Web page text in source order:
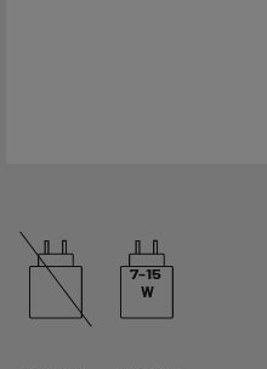
7-15
W